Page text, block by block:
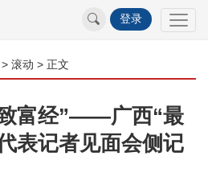
登录
> 滚动 > 正文
富经”——广西“最
表记者见面会侧记